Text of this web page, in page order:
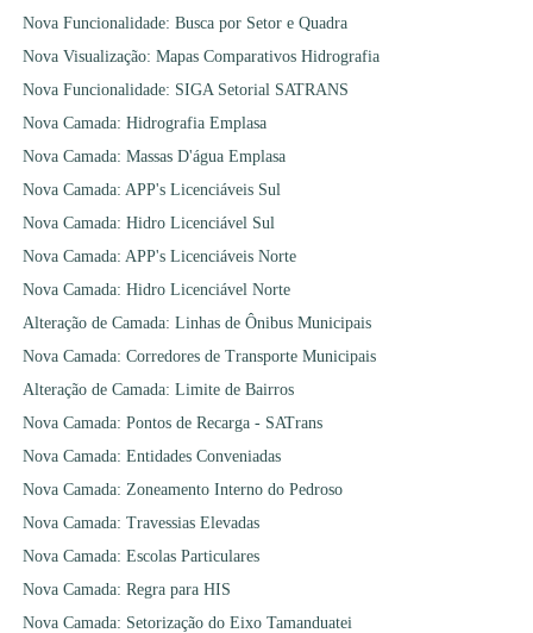
Nova Funcionalidade: Busca por Setor e Quadra
Nova Visualização: Mapas Comparativos Hidrografia
Nova Funcionalidade: SIGA Setorial SATRANS
Nova Camada: Hidrografia Emplasa
Nova Camada: Massas D'água Emplasa
Nova Camada: APP's Licenciáveis Sul
Nova Camada: Hidro Licenciável Sul
Nova Camada: APP's Licenciáveis Norte
Nova Camada: Hidro Licenciável Norte
Alteração de Camada: Linhas de Ônibus Municipais
Nova Camada: Corredores de Transporte Municipais
Alteração de Camada: Limite de Bairros
Nova Camada: Pontos de Recarga - SATrans
Nova Camada: Entidades Conveniadas
Nova Camada: Zoneamento Interno do Pedroso
Nova Camada: Travessias Elevadas
Nova Camada: Escolas Particulares
Nova Camada: Regra para HIS
Nova Camada: Setorização do Eixo Tamanduatei